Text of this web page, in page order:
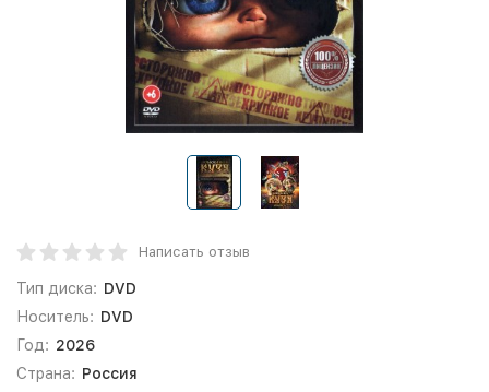
Написать отзыв
Тип диска: DVD
Носитель: DVD
Год: 2026
Страна: Россия